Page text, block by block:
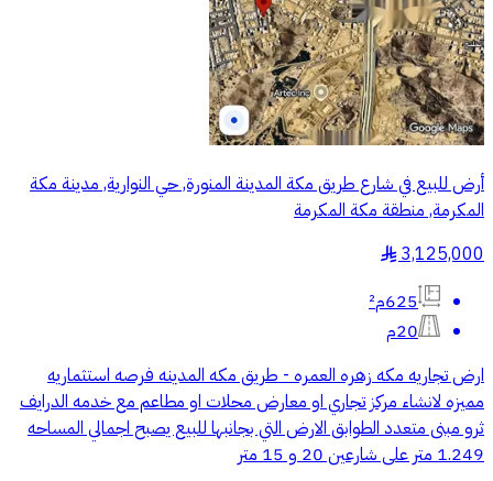
أرض للبيع في شارع طريق مكة المدينة المنورة, حي النوارية, مدينة مكة
المكرمة, منطقة مكة المكرمة
3,125,000
§
625م²
20م
ارض تجاريه مكه زهره العمره - طريق مكه المدينه فرصه استثماريه
مميزه لانشاء مركز تجاري او معارض محلات او مطاعم مع خدمه الدرايف
ثرو مبنى متعدد الطوابق الارض التي بجانبها للبيع يصبح اجمالي المساحه
1.249 متر على شارعين 20 و 15 متر